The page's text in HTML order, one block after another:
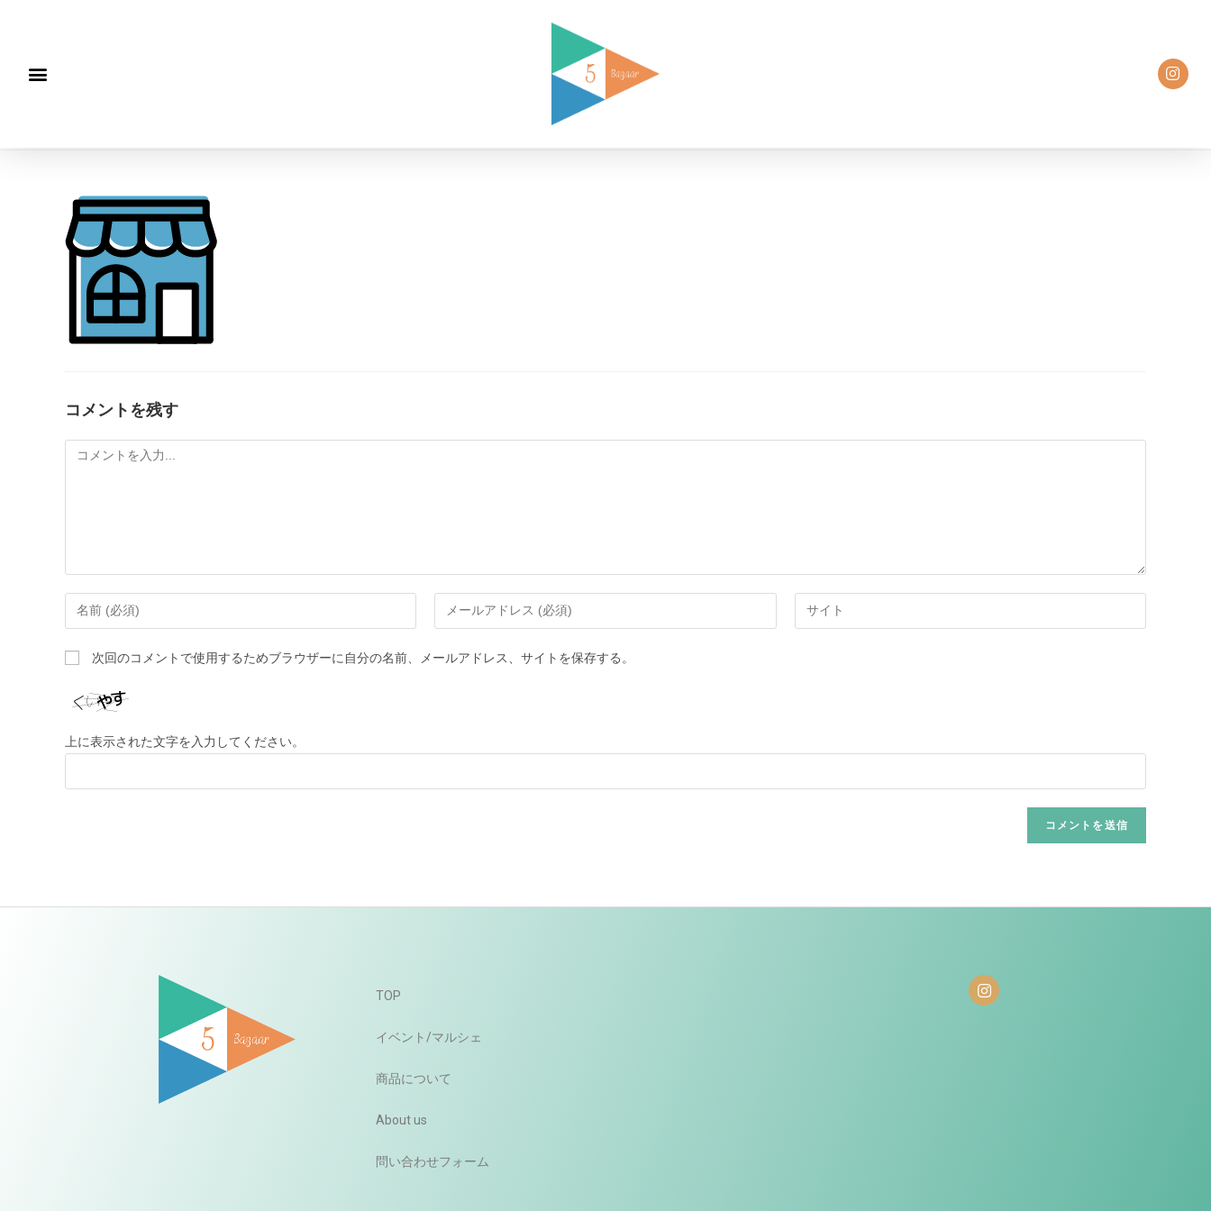
コメントを残す
次回のコメントで使用するためブラウザーに自分の名前、メールアドレス、サイトを保存する。
上に表示された文字を入力してください。
TOP
イベント/マルシェ
商品について
About us
問い合わせフォーム